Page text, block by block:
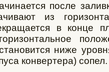
после
из
в конце
ниже
конвертера) сопел.